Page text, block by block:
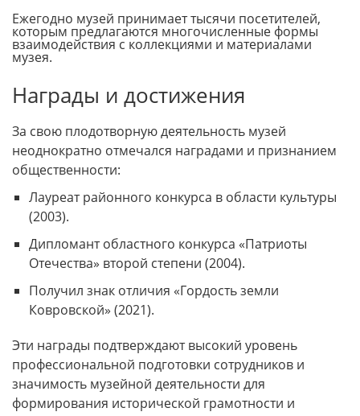
Ежегодно музей принимает тысячи посетителей,
которым предлагаются многочисленные формы
взаимодействия с коллекциями и материалами
музея.
Награды и достижения
За свою плодотворную деятельность музей
неоднократно отмечался наградами и признанием
общественности:
Лауреат районного конкурса в области культуры
(2003).
Дипломант областного конкурса «Патриоты
Отечества» второй степени (2004).
Получил знак отличия «Гордость земли
Ковровской» (2021).
Эти награды подтверждают высокий уровень
профессиональной подготовки сотрудников и
значимость музейной деятельности для
формирования исторической грамотности и